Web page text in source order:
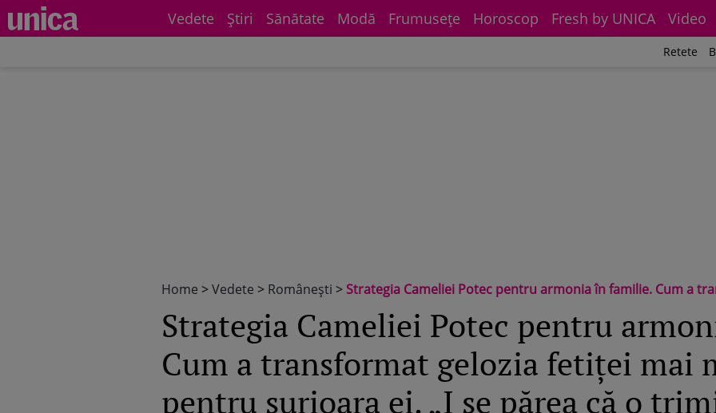
Vedete Știri Sănătate Modă Frumuseţe Horoscop Fresh by UNICA Video
Retete
Home >Vedete > Româneşti > Strategia Cameliei Potec pentru armonia în familie. Cum a transformat gelozia fetiței mai mari în iubire pentru surioara ei. „I
Strategia Cameliei Potec pentru
Cum a transformat gelozia fetiței mai
pentru surioara ei. „I se părea că o